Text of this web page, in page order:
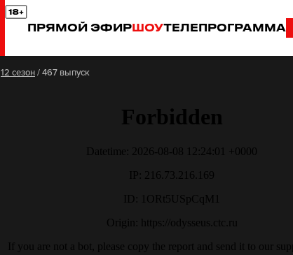
ПРЯМОЙ ЭФИРШОУТЕЛЕПРОГРАММА
12 сезон/467 выпуск